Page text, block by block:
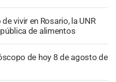
vivir en Rosario, la UNR
de alimentos
de hoy 8 de agosto de